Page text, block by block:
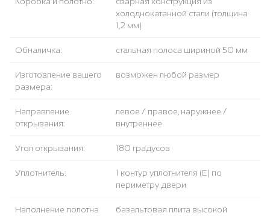
холоднокатанной стали (толщина
1,2 мм)
Обналичка: стальная полоса шириной 50 мм
Изготовление вашего
размера:
возможен любой размер
Направление
открывания:
левое / правое, наружнее /
внутреннее
Угол открывания: 180 градусов
Уплотнитель:
1 контур уплотнителя (Е) по
периметру двери
Наполнение полотна
базальтовая плита высокой